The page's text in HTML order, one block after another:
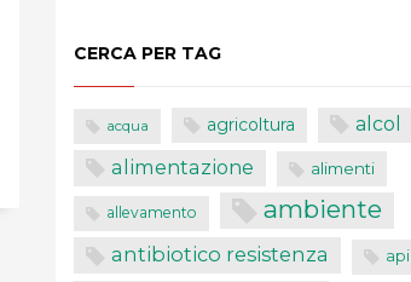
CERCA PER TAG
acqua agricoltura alcol
alimentazione alimenti
allevamento ambiente
antibiotico resistenza api